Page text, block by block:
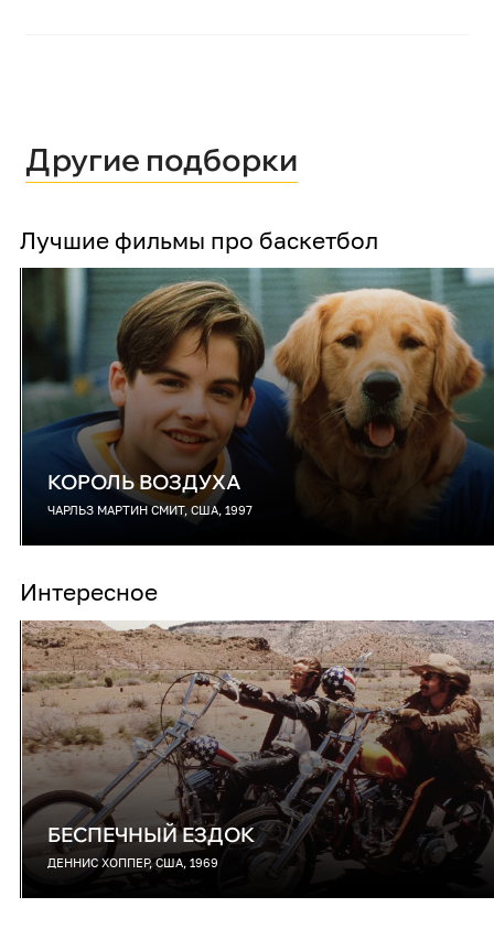
Другие подборки
Лучшие фильмы про баскетбол
КОРОЛЬ ВОЗДУХА
ЧАРЛЬЗ МАРТИН СМИТ, США, 1997
Интересное
БЕСПЕЧНЫЙ ЕЗДОК
ДЕННИС ХОППЕР, США, 1969